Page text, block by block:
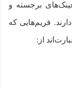
برجسته و
فریم‌هایی که
از: